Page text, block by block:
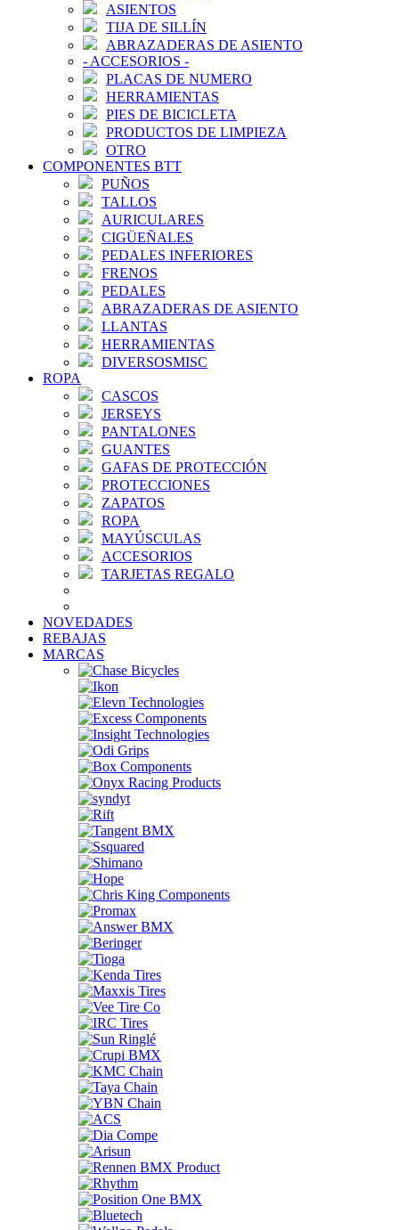
ASIENTOS
TIJA DE SILLÍN
ABRAZADERAS DE ASIENTO
- ACCESORIOS -
PLACAS DE NUMERO
HERRAMIENTAS
PIES DE BICICLETA
PRODUCTOS DE LIMPIEZA
OTRO
COMPONENTES BTT
PUÑOS
TALLOS
AURICULARES
CIGÜEÑALES
PEDALES INFERIORES
FRENOS
PEDALES
ABRAZADERAS DE ASIENTO
LLANTAS
HERRAMIENTAS
DIVERSOSMISC
ROPA
CASCOS
JERSEYS
PANTALONES
GUANTES
GAFAS DE PROTECCIÓN
PROTECCIONES
ZAPATOS
ROPA
MAYÚSCULAS
ACCESORIOS
TARJETAS REGALO
NOVEDADES
REBAJAS
MARCAS